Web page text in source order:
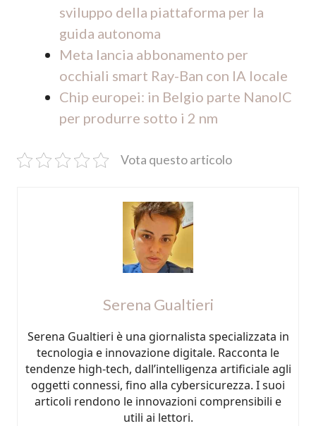
sviluppo della piattaforma per la
guida autonoma
Meta lancia abbonamento per
occhiali smart Ray-Ban con IA locale
Chip europei: in Belgio parte NanoIC
per produrre sotto i 2 nm
Vota questo articolo
Serena Gualtieri
Serena Gualtieri è una giornalista specializzata in
tecnologia e innovazione digitale. Racconta le
tendenze high-tech, dall’intelligenza artificiale agli
oggetti connessi, fino alla cybersicurezza. I suoi
articoli rendono le innovazioni comprensibili e
utili ai lettori.